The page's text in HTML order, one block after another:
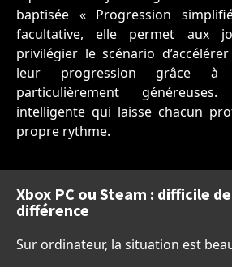
baptisée « Progression
facultative, elle permet aux
privilégier le scénario
leur progression grâce à
particulièrement
intelligente qui laisse chacun
propre rythme.
Xbox PC ou Steam : difficile
différence
Sur ordinateur, la situation est